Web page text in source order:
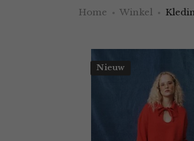
Home Winkel
Nieuw